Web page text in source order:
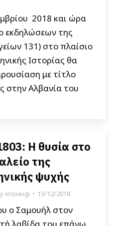
2018 και ώρα
εκδηλώσεων της
131) στο πλαίσιο
Ιστορίας θα
με τίτλο
στην Αλβανία του
Η θυσία στο
της
ψυχής
xrisiavgi 13/12/2018
ο Σαμουήλ στον